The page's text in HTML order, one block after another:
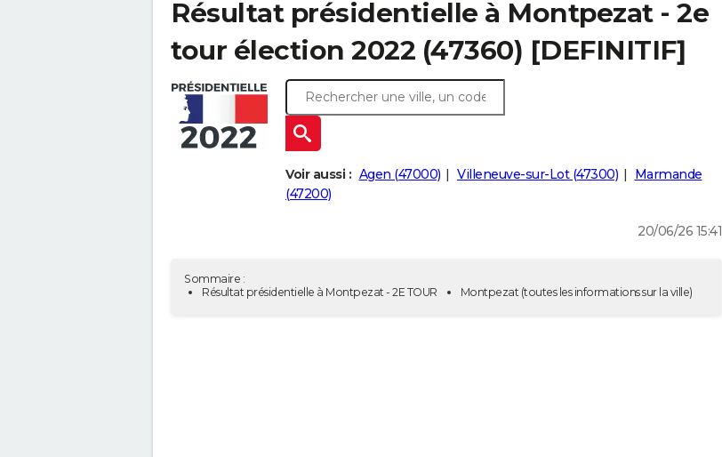
Résultat présidentielle à Montpezat - 2e
tour élection 2022 (47360) [DEFINITIF]
Voir aussi : Agen (47000) Villeneuve-sur-Lot (47300)
Marmande
(47200)
20/06/26 15:41
Sommaire :
Résultat présidentielle à Montpezat - 2E TOUR
Montpezat(toutes les informations sur la ville)